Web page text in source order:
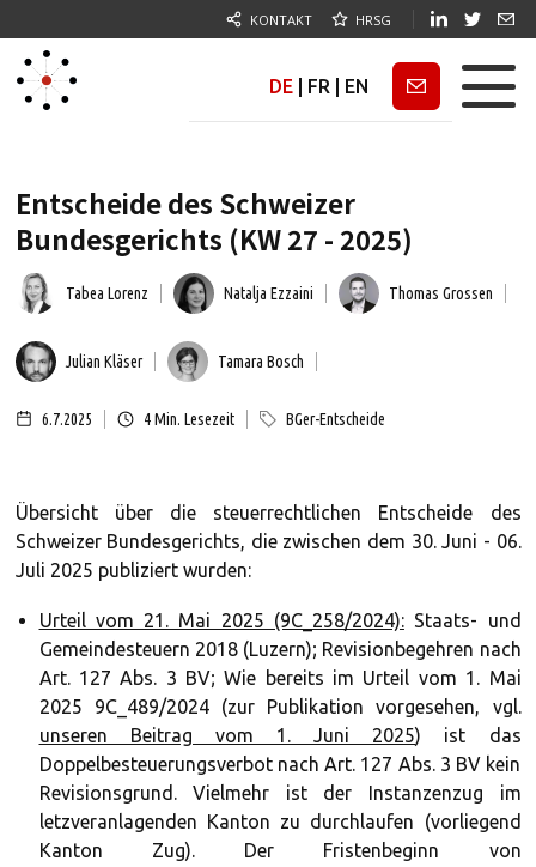
KONTAKT HRSG
DE FR EN Newsletter
Entscheide des Schweizer
Bundesgerichts (KW 27 - 2025)
Tabea Lorenz Natalja Ezzaini Thomas Grossen
Julian Kläser Tamara Bosch
6.7.2025 4Min. Lesezeit BGer-Entscheide
Übersicht über die steuerrechtlichen Entscheide des
Schweizer Bundesgerichts, die zwischen dem 30. Juni - 06.
Juli 2025 publiziert wurden:
Urteil vom 21. Mai 2025 (9C_258/2024):Staats- und
Gemeindesteuern 2018 (Luzern); Revisionbegehren nach
Art. 127 Abs. 3 BV; Wie bereits im Urteil vom 1. Mai
2025 9C_489/2024 (zur Publikation vorgesehen, vgl.
unseren Beitrag vom 1. Juni 2025) ist das
Doppelbesteuerungsverbot nach Art. 127 Abs. 3 BV kein
Revisionsgrund. Vielmehr ist der Instanzenzug im
letzveranlagenden Kanton zu durchlaufen (vorliegend
Kanton Zug). Der Fristenbeginn von